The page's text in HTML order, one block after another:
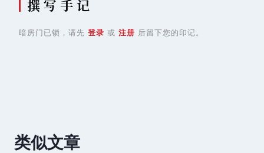
撰 写 手 记
暗房门已锁，请先 登录 或 注册 后留下您的印记。
类似文章